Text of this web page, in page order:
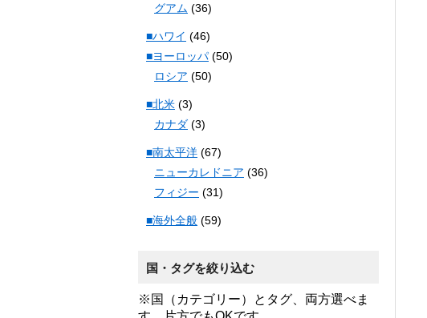
グアム (36)
■ハワイ (46)
■ヨーロッパ (50)
ロシア (50)
■北米 (3)
カナダ (3)
■南太平洋 (67)
ニューカレドニア (36)
フィジー (31)
■海外全般 (59)
国・タグを絞り込む
※国（カテゴリー）とタグ、両方選べま